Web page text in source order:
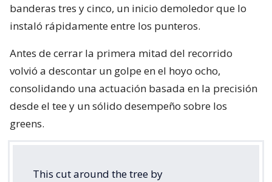
banderas tres y cinco, un inicio demoledor que lo
instaló rápidamente entre los punteros.
Antes de cerrar la primera mitad del recorrido
volvió a descontar un golpe en el hoyo ocho,
consolidando una actuación basada en la precisión
desde el tee y un sólido desempeño sobre los
greens.
This cut around the tree by